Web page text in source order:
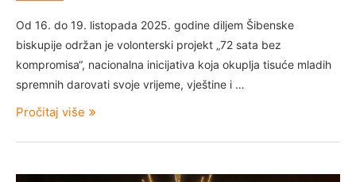
Od 16. do 19. listopada 2025. godine diljem Šibenske
biskupije održan je volonterski projekt „72 sata bez
kompromisa“, nacionalna inicijativa koja okuplja tisuće mladih
spremnih darovati svoje vrijeme, vještine i …
Pročitaj više